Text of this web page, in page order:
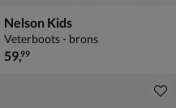
Nelson Kids
Veterboots - brons
€ 59,99
59,99